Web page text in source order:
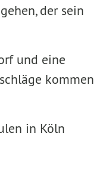
der sein
und eine
kommen
in Köln